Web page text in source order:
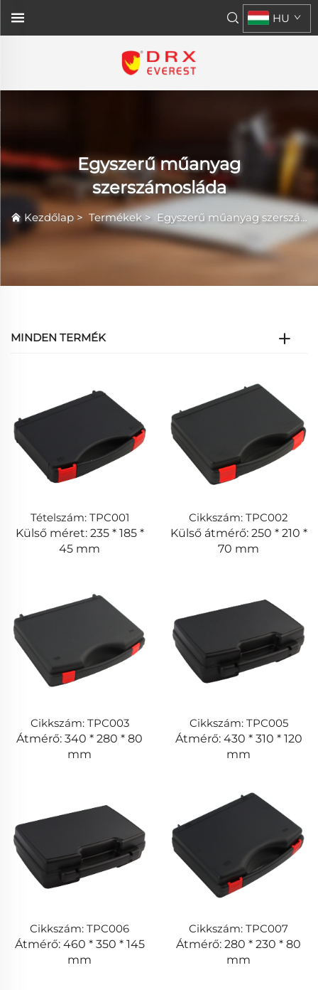
HU
Egyszerű műanyag
szerszámosláda
Kezdőlap > Termékek > Egyszerű műanyag szerszámosláda
MINDEN TERMÉK
Tételszám: TPC001
Külső méret: 235 * 185 *
45 mm
Cikkszám: TPC002
Külső átmérő: 250 * 210 *
70 mm
Cikkszám: TPC003
Átmérő: 340 * 280 * 80
mm
Cikkszám: TPC005
Átmérő: 430 * 310 * 120
mm
Cikkszám: TPC006
Átmérő: 460 * 350 * 145
mm
Cikkszám: TPC007
Átmérő: 280 * 230 * 80
mm